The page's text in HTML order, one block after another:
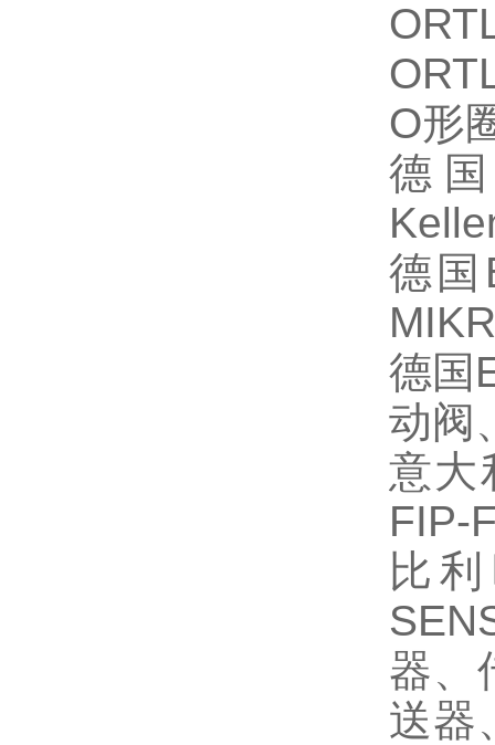
O形
德
德国
德国
动阀
意大
FIP-
比
器、
送器